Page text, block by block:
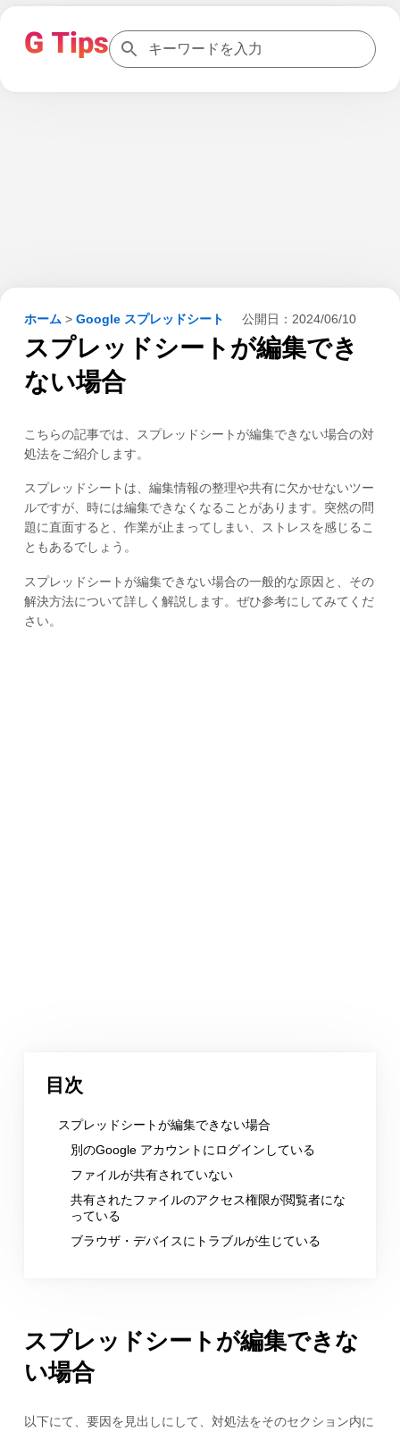
ホーム > Google スプレッドシート 公開日： 2024/06/10
スプレッドシートが編集でき
ない場合
こちらの記事では、スプレッドシートが編集できない場合の対
処法をご紹介します。
スプレッドシートは、編集情報の整理や共有に欠かせないツー
ルですが、時には編集できなくなることがあります。突然の問
題に直面すると、作業が止まってしまい、ストレスを感じるこ
ともあるでしょう。
スプレッドシートが編集できない場合の一般的な原因と、その
解決方法について詳しく解説します。ぜひ参考にしてみてくだ
さい。
目次
スプレッドシートが編集できない場合
別のGoogle アカウントにログインしている
ファイルが共有されていない
共有されたファイルのアクセス権限が閲覧者にな
っている
ブラウザ・デバイスにトラブルが生じている
スプレッドシートが編集できな
い場合
以下にて、要因を見出しにして、対処法をそのセクション内に